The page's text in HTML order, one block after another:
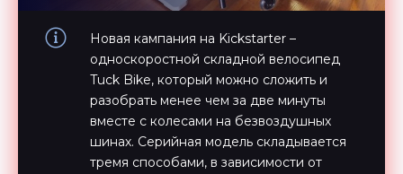
Новая кампания на Kickstarter –
односкоростной складной велосипед
Tuck Bike, который можно сложить и
разобрать менее чем за две минуты
вместе с колесами на безвоздушных
шинах. Серийная модель складывается
тремя способами, в зависимости от